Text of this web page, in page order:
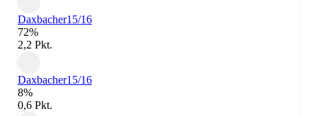
Daxbacher15/16
72%
2,2 Pkt.
Daxbacher15/16
8%
0,6 Pkt.